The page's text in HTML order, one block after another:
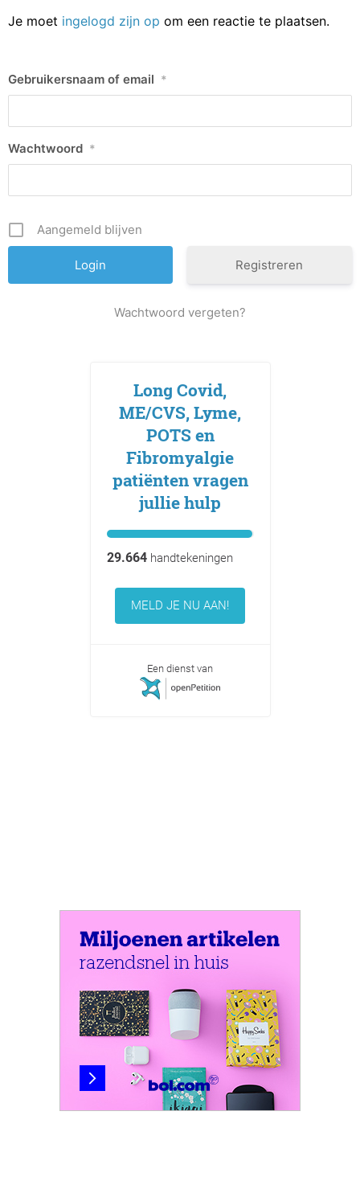
Je moet ingelogd zijn op om een reactie te plaatsen.
Gebruikersnaam of email *
Wachtwoord *
Aangemeld blijven
Registreren
Wachtwoord vergeten?
Long Covid,
ME/CVS, Lyme,
POTS en
Fibromyalgie
patiënten vragen
jullie hulp
29.664handtekeningen
MELD JE NU AAN!
Een dienst van